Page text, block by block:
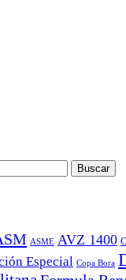
ASME AVZ 1400
Especial Copa Bora